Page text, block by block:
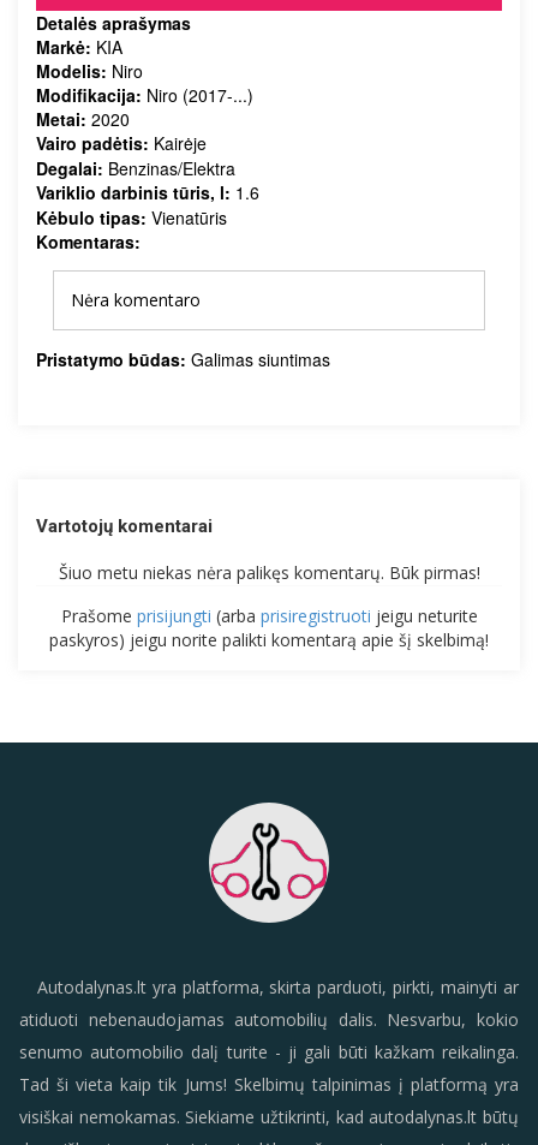
Detalės aprašymas
Markė: KIA
Modelis: Niro
Modifikacija: Niro (2017-...)
Metai: 2020
Vairo padėtis: Kairėje
Degalai: Benzinas/Elektra
Variklio darbinis tūris, l: 1.6
Kėbulo tipas: Vienatūris
Komentaras:
Nėra komentaro
Pristatymo būdas: Galimas siuntimas
Vartotojų komentarai
Šiuo metu niekas nėra palikęs komentarų. Būk pirmas!
Prašome prisijungti (arba prisiregistruoti jeigu neturite
paskyros) jeigu norite palikti komentarą apie šį skelbimą!
Autodalynas.lt yra platforma, skirta parduoti, pirkti, mainyti ar
atiduoti nebenaudojamas automobilių dalis. Nesvarbu, kokio
senumo automobilio dalį turite - ji gali būti kažkam reikalinga.
Tad ši vieta kaip tik Jums! Skelbimų talpinimas į platformą yra
visiškai nemokamas. Siekiame užtikrinti, kad autodalynas.lt būtų